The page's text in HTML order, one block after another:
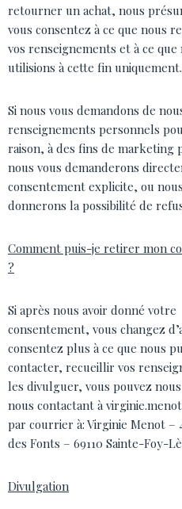
retourner un achat, nous
vous consentez à ce que nous
vos renseignements et à ce que
utilisions à cette fin uniquement.
Si nous vous demandons de
renseignements personnels
raison, à des fins de marketing
nous vous demanderons
consentement explicite, ou
donnerons la possibilité de
Comment puis-je retirer mon
?
Si après nous avoir donné votre
consentement, vous changez
consentez plus à ce que nous
contacter, recueillir vos
les divulguer, vous pouvez
nous contactant à
par courrier à: Virginie Menot –
des Fonts – 69110 Sainte-Foy-
Divulgation